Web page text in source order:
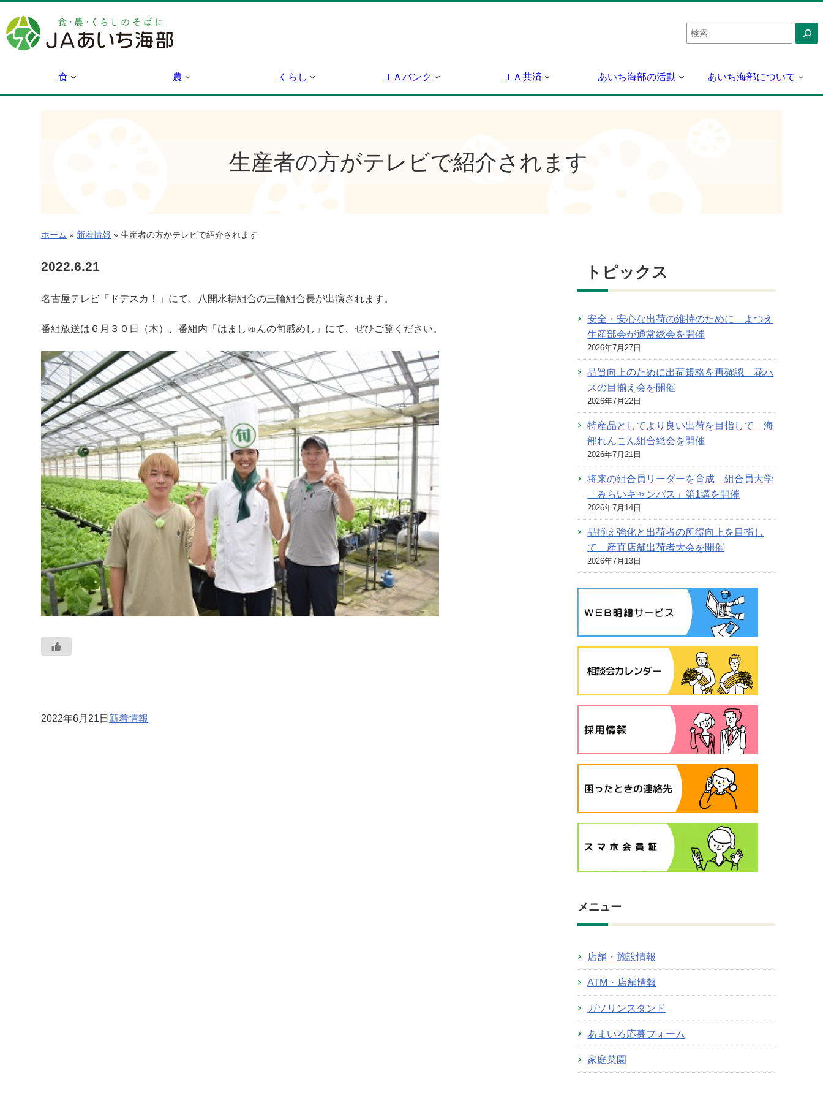
容
を
検
索
食 農 くらし ＪＡバンク ＪＡ共済 あいち海部の活動 あいち海部について
生産者の方がテレビで紹介されます
ホーム » 新着情報 » 生産者の方がテレビで紹介されます
2022.6.21
名古屋テレビ「ドデスカ！」にて、八開水耕組合の三輪組合長が出演されます。
番組放送は６月３０日（木）、番組内「はましゅんの旬感めし」にて、ぜひご覧ください。
2022年6月21日 新着情報
トピックス
安全・安心な出荷の維持のために よつえ
生産部会が通常総会を開催
2026年7月27日
品質向上のために出荷規格を再確認 花ハ
スの目揃え会を開催
2026年7月22日
特産品としてより良い出荷を目指して 海
部れんこん組合総会を開催
2026年7月21日
将来の組合員リーダーを育成 組合員大学
「みらいキャンパス」第1講を開催
2026年7月14日
品揃え強化と出荷者の所得向上を目指し
て 産直店舗出荷者大会を開催
2026年7月13日
メニュー
店舗・施設情報
ATM・店舗情報
ガソリンスタンド
あまいろ応募フォーム
家庭菜園